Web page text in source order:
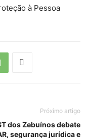
à Pessoa
Próximo artigo
dos Zebuínos debate
segurança jurídica e